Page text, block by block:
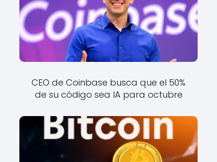
CEO de Coinbase busca que el 50%
de su código sea IA para octubre